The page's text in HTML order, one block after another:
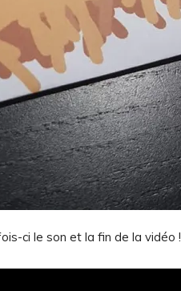
ci le son et la fin de la vidéo !